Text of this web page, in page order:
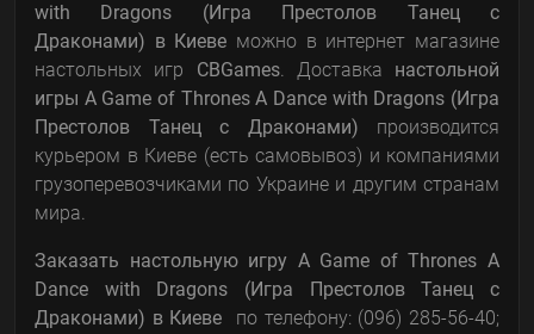
with Dragons (Игра Престолов Танец с
Драконами) в Киеве можно в интернет магазине
настольных игр CBGames. Доставка настольной
игры A Game of Thrones A Dance with Dragons (Игра
Престолов Танец с Драконами) производится
курьером в Киеве (есть самовывоз) и компаниями
грузоперевозчиками по Украине и другим странам
мира.
Заказать настольную игру A Game of Thrones A
Dance with Dragons (Игра Престолов Танец с
Драконами) в Киеве
по телефону: (096) 285-56-40;